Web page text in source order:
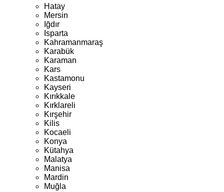
Hatay
Mersin
Iğdır
Isparta
Kahramanmaraş
Karabük
Karaman
Kars
Kastamonu
Kayseri
Kırıkkale
Kırklareli
Kırşehir
Kilis
Kocaeli
Konya
Kütahya
Malatya
Manisa
Mardin
Muğla